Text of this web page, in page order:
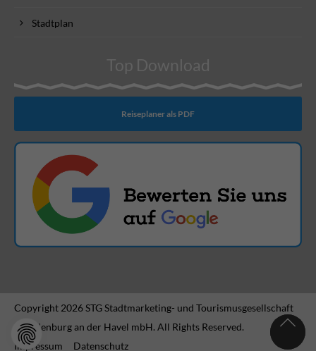
Stadtplan
Top Download
Reiseplaner als PDF
Copyright 2026 STG Stadtmarketing- und Tourismusgesellschaft
Brandenburg an der Havel mbH. All Rights Reserved.
Impressum
Datenschutz